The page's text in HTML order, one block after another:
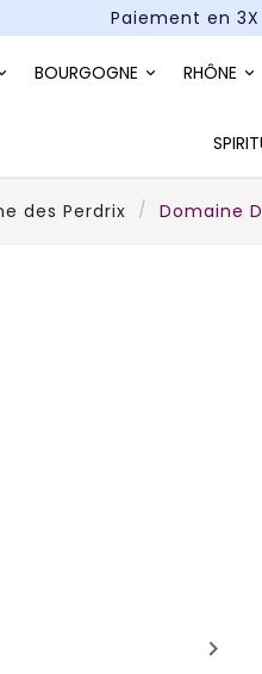
Paiement en
BOURGOGNE RHÔNE
des Perdrix Domaine
keyboard_arrow_right